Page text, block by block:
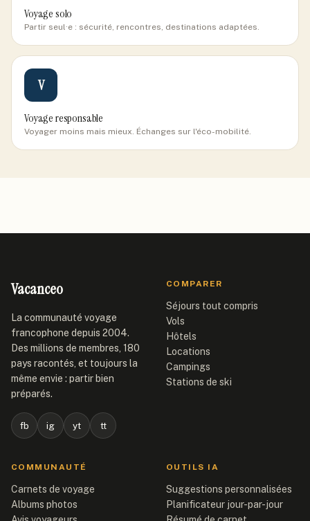
Voyage solo
Partir seul·e : sécurité, rencontres, destinations adaptées.
V
Voyage responsable
Voyager moins mais mieux. Échanges sur l'éco-mobilité.
Vacanceo
La communauté voyage
francophone depuis 2004.
Des millions de membres, 180
pays racontés, et toujours la
même envie : partir bien
préparés.
fb ig yt tt
COMPARER
Séjours tout compris
Vols
Hôtels
Locations
Campings
Stations de ski
COMMUNAUTÉ
Carnets de voyage
Albums photos
OUTILS IA
Suggestions personnalisées
Planificateur jour-par-jour